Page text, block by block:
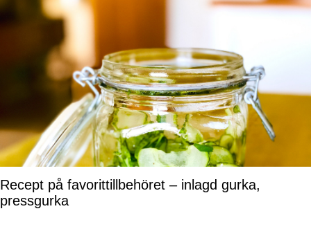
Recept på favorittillbehöret – inlagd gurka,
pressgurka